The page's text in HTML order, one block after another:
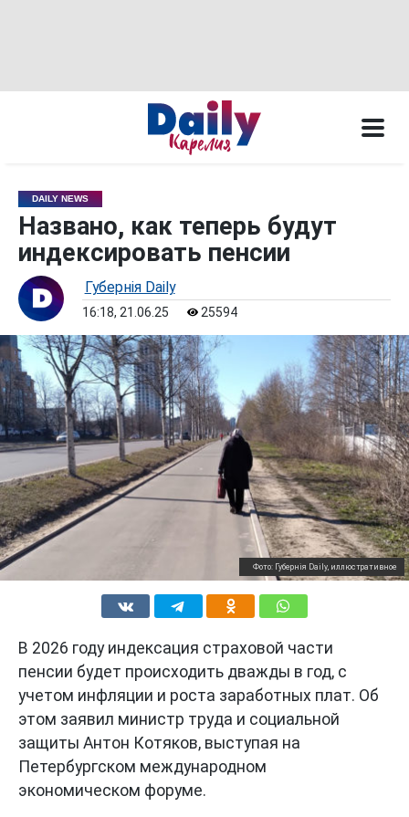
DAILY NEWS
Названо, как теперь будут
индексировать пенсии
Губернiя Daily
16:18, 21.06.25 25594
Фото: Губернiя Daily, иллюстративное
В 2026 году индексация страховой части
пенсии будет происходить дважды в год, с
учетом инфляции и роста заработных плат. Об
этом заявил министр труда и социальной
защиты Антон Котяков, выступая на
Петербургском международном
экономическом форуме.